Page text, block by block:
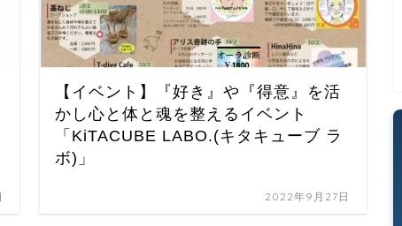
【イベント】『好き』や『得意』を活
かし心と体と魂を整えるイベント
「KiTACUBE LABO.(キタキューブ ラ
ボ)」
2022年9月27日